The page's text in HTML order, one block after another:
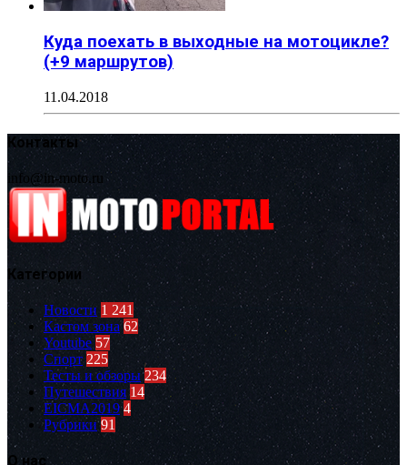
Куда поехать в выходные на мотоцикле?
(+9 маршрутов)
11.04.2018
Контакты
info@in-moto.ru
Категории
Новости 1 241
Кастом зона 62
Youtube 57
Спорт 225
Тесты и обзоры 234
Путешествия 14
EICMA2019 4
Рубрики 91
О нас